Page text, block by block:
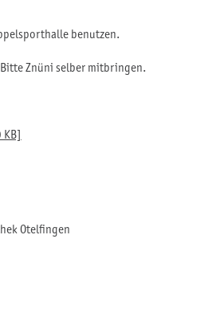
benutzen.
Znüni selber mitbringen.
KB]
Otelfingen